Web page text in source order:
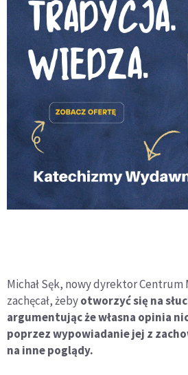
Michał Sęk, nowy dyrektor Centrum
zachęcał, żebyotworzyć się na
argumentując że własna opinia
poprzez wypowiadanie jej z
na inne poglądy.